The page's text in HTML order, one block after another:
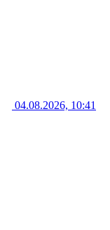
04.08.2026, 10:41